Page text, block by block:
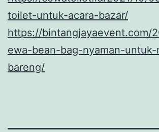
toilet-untuk-acara-bazar/
https://bintangjayaevent.com/
ewa-bean-bag-nyaman-
bareng/